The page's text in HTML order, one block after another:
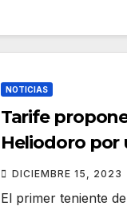
NOTICIAS
Tarife
Heliodoro por
para celebrar
el Carnaval
DICIEMBRE 15, 2023
El primer teniente